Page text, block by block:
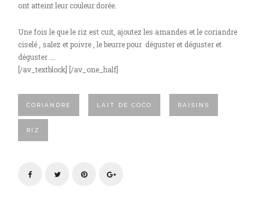
ont atteint leur couleur dorée.
Une fois le que le riz est cuit, ajoutez les amandes et le coriandre
ciselé , salez et poivre , le beurre pour déguster et déguster et
déguster ….
[/av_textblock] [/av_one_half]
CORIANDRE LAIT DE COCO RAISINS
RIZ